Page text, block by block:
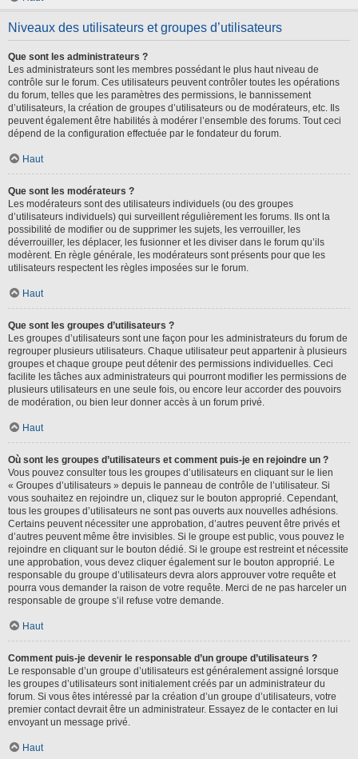
Niveaux des utilisateurs et groupes d’utilisateurs
Que sont les administrateurs ?
Les administrateurs sont les membres possédant le plus haut niveau de
contrôle sur le forum. Ces utilisateurs peuvent contrôler toutes les opérations
du forum, telles que les paramètres des permissions, le bannissement
d’utilisateurs, la création de groupes d’utilisateurs ou de modérateurs, etc. Ils
peuvent également être habilités à modérer l’ensemble des forums. Tout ceci
dépend de la configuration effectuée par le fondateur du forum.
Haut
Que sont les modérateurs ?
Les modérateurs sont des utilisateurs individuels (ou des groupes
d’utilisateurs individuels) qui surveillent régulièrement les forums. Ils ont la
possibilité de modifier ou de supprimer les sujets, les verrouiller, les
déverrouiller, les déplacer, les fusionner et les diviser dans le forum qu’ils
modèrent. En règle générale, les modérateurs sont présents pour que les
utilisateurs respectent les règles imposées sur le forum.
Haut
Que sont les groupes d’utilisateurs ?
Les groupes d’utilisateurs sont une façon pour les administrateurs du forum de
regrouper plusieurs utilisateurs. Chaque utilisateur peut appartenir à plusieurs
groupes et chaque groupe peut détenir des permissions individuelles. Ceci
facilite les tâches aux administrateurs qui pourront modifier les permissions de
plusieurs utilisateurs en une seule fois, ou encore leur accorder des pouvoirs
de modération, ou bien leur donner accès à un forum privé.
Haut
Où sont les groupes d’utilisateurs et comment puis-je en rejoindre un ?
Vous pouvez consulter tous les groupes d’utilisateurs en cliquant sur le lien
« Groupes d’utilisateurs » depuis le panneau de contrôle de l’utilisateur. Si
vous souhaitez en rejoindre un, cliquez sur le bouton approprié. Cependant,
tous les groupes d’utilisateurs ne sont pas ouverts aux nouvelles adhésions.
Certains peuvent nécessiter une approbation, d’autres peuvent être privés et
d’autres peuvent même être invisibles. Si le groupe est public, vous pouvez le
rejoindre en cliquant sur le bouton dédié. Si le groupe est restreint et nécessite
une approbation, vous devez cliquer également sur le bouton approprié. Le
responsable du groupe d’utilisateurs devra alors approuver votre requête et
pourra vous demander la raison de votre requête. Merci de ne pas harceler un
responsable de groupe s’il refuse votre demande.
Haut
Comment puis-je devenir le responsable d’un groupe d’utilisateurs ?
Le responsable d’un groupe d’utilisateurs est généralement assigné lorsque
les groupes d’utilisateurs sont initialement créés par un administrateur du
forum. Si vous êtes intéressé par la création d’un groupe d’utilisateurs, votre
premier contact devrait être un administrateur. Essayez de le contacter en lui
envoyant un message privé.
Haut